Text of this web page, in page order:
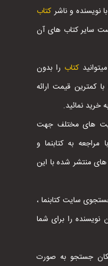
نویسنده و ناشرکتاب
سایر کتاب های آن
کتاب را بدون
کمترین قیمت ارائه
نمائید.
های مختلف جهت
به کتابنما و
منتشر شده با این
سایت کتابنما ،
را برای شما
جستجو به صورت